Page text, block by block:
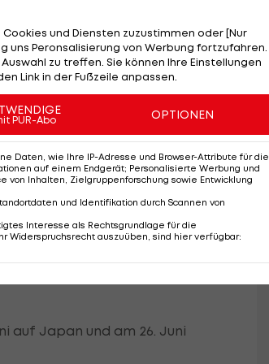
Spiel. Wir müssen
"Ich mag den
David Alaba,Marko
als Herzstück
am Montag jener der
gleich sein. Dieses Spiel ist
auf Japan und am 26. Juni
und Diensten zuzustimmen oder [Nur
uns Peronsalisierung von Werbung fortzufahren.
zu treffen. Sie können Ihre Einstellungen
Link in der Fußzeile anpassen.
PUR-Abo OPTIONEN
Daten, wie Ihre IP-Adresse und Browser-Attribute für die
auf einem Endgerät; Personalisierte Werbung und
von Inhalten, Zielgruppenforschung sowie Entwicklung
und Identifikation durch Scannen von
Interesse als Rechtsgrundlage für die
Widerspruchsrecht auszuüben, sind hier verfügbar: